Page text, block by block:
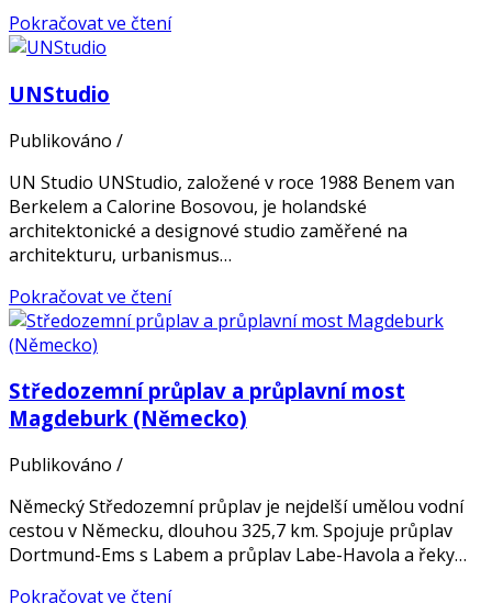
Pokračovat ve čtení
UNStudio
Publikováno /
UN Studio UNStudio, založené v roce 1988 Benem van
Berkelem a Calorine Bosovou, je holandské
architektonické a designové studio zaměřené na
architekturu, urbanismus…
Pokračovat ve čtení
Středozemní průplav a průplavní most
Magdeburk (Německo)
Publikováno /
Německý Středozemní průplav je nejdelší umělou vodní
cestou v Německu, dlouhou 325,7 km. Spojuje průplav
Dortmund-Ems s Labem a průplav Labe-Havola a řeky…
Pokračovat ve čtení